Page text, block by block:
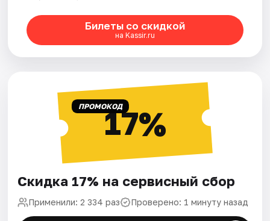
Билеты со скидкой
на Kassir.ru
ПРОМОКОД17%
Скидка 17% на сервисный сбор
Применили: 2 334 раз Проверено: 1 минуту назад